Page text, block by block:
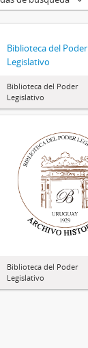
Biblioteca del Poder
Legislativo
Biblioteca del Poder
Legislativo
Biblioteca del Poder
Legislativo